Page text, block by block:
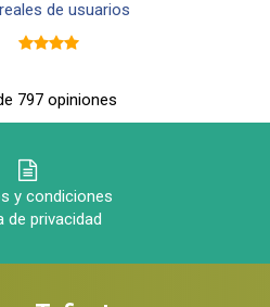
de usuarios
797 opiniones
y condiciones
de privacidad